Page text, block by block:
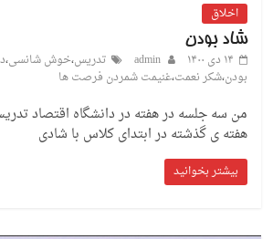
اخلاق
شاد بودن
۱۴ دی ۱۴۰۰
admin تدریس،خوش شانسی،
بودن،شکر نعمت،غنیمت شمردن فرصت ها
من سه جلسه در هفته در دانشگاه اقتصاد
هفته ی گذشته در ابتدای کلاس با شادی
بیشتر بخوانید